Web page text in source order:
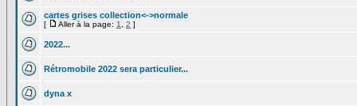
cartes grises collection<->normale
[ Aller à la page: 1 2 ]
2022...
Rétromobile 2022 sera particulier...
dyna x